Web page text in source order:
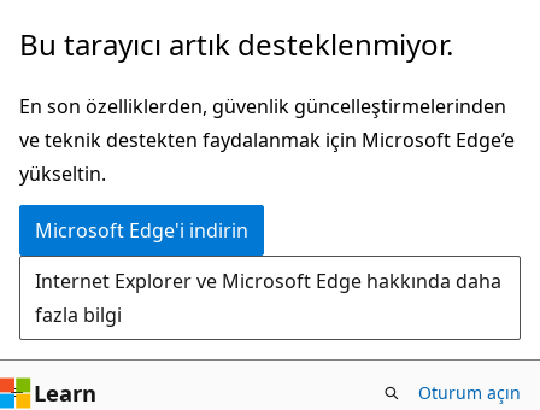
Ana
atla
Bu tarayıcı artık desteklenmiyor.
En son özelliklerden, güvenlik güncelleştirmelerinden
ve teknik destekten faydalanmak için Microsoft Edge’e
yükseltin.
Microsoft Edge'i indirin
Internet Explorer ve Microsoft Edge hakkında daha
fazla bilgi
Learn Oturum açın